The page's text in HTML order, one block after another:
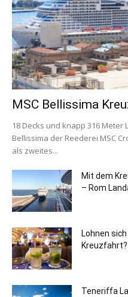
MSC Bellissima
18 Decks und knapp 316 Meter
Bellissima der Reederei MSC
als zweites...
Mit dem
– Rom
Lohnen
Kreuzfahrt?
Teneriffa